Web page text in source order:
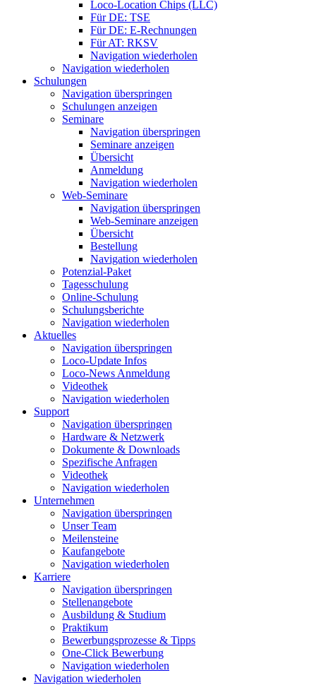
Loco-Location Chips (LLC)
Für DE: TSE
Für DE: E-Rechnungen
Für AT: RKSV
Navigation wiederholen
Navigation wiederholen
Schulungen
Navigation überspringen
Schulungen anzeigen
Seminare
Navigation überspringen
Seminare anzeigen
Übersicht
Anmeldung
Navigation wiederholen
Web-Seminare
Navigation überspringen
Web-Seminare anzeigen
Übersicht
Bestellung
Navigation wiederholen
Potenzial-Paket
Tagesschulung
Online-Schulung
Schulungsberichte
Navigation wiederholen
Aktuelles
Navigation überspringen
Loco-Update Infos
Loco-News Anmeldung
Videothek
Navigation wiederholen
Support
Navigation überspringen
Hardware & Netzwerk
Dokumente & Downloads
Spezifische Anfragen
Videothek
Navigation wiederholen
Unternehmen
Navigation überspringen
Unser Team
Meilensteine
Kaufangebote
Navigation wiederholen
Karriere
Navigation überspringen
Stellenangebote
Ausbildung & Studium
Praktikum
Bewerbungsprozesse & Tipps
One-Click Bewerbung
Navigation wiederholen
Navigation wiederholen